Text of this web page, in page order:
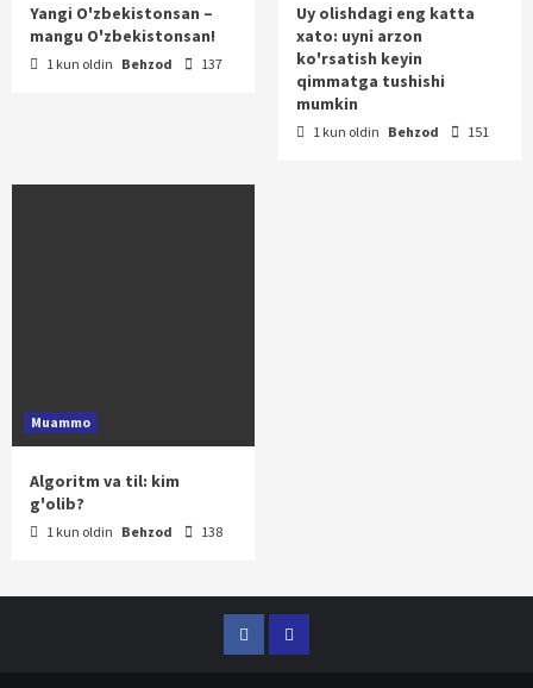
Yangi O'zbekistonsan –
mangu O'zbekistonsan!
1 kun oldin Behzod 137
Uy olishdagi eng katta
xato: uyni arzon
ko'rsatish keyin
qimmatga tushishi
mumkin
1 kun oldin Behzod 151
Muammo
Algoritm va til: kim
g'olib?
1 kun oldin Behzod 138
FacebookTelegram